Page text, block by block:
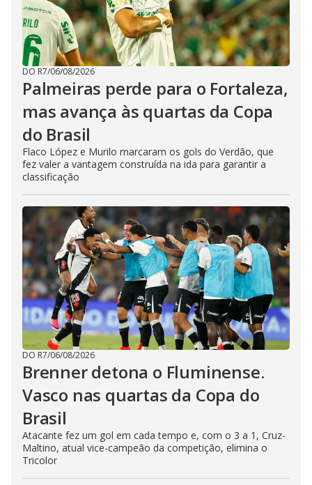
DO R7/06/08/2026
Palmeiras perde para o Fortaleza,
mas avança às quartas da Copa
do Brasil
Flaco López e Murilo marcaram os gols do Verdão, que
fez valer a vantagem construída na ida para garantir a
classificação
DO R7/06/08/2026
Brenner detona o Fluminense.
Vasco nas quartas da Copa do
Brasil
Atacante fez um gol em cada tempo e, com o 3 a 1, Cruz-
Maltino, atual vice-campeão da competição, elimina o
Tricolor